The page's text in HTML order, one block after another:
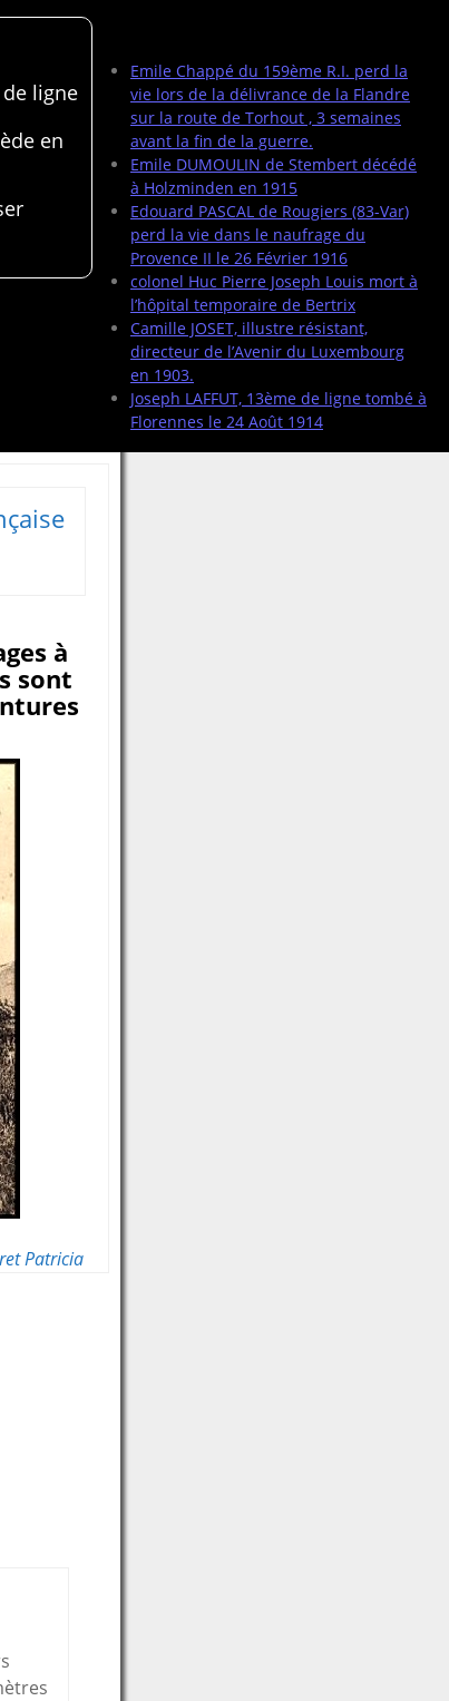
Emile Chappé du 159ème R.I. perd la
vie lors de la délivrance de la Flandre
sur la route de Torhout , 3 semaines
avant la fin de la guerre.
Emile DUMOULIN de Stembert décédé
à Holzminden en 1915
Edouard PASCAL de Rougiers (83-Var)
perd la vie dans le naufrage du
Provence II le 26 Février 1916
colonel Huc Pierre Joseph Louis mort à
l’hôpital temporaire de Bertrix
Camille JOSET, illustre résistant,
directeur de l’Avenir du Luxembourg
en 1903.
Joseph LAFFUT, 13ème de ligne tombé à
Florennes le 24 Août 1914
de ligne
en
à
sont
Patricia